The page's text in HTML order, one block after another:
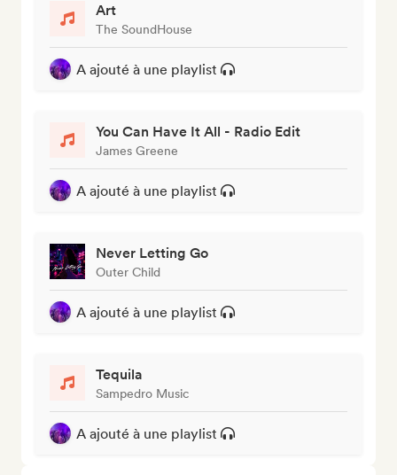
Art
The SoundHouse
A ajouté à une playlist
You Can Have It All - Radio Edit
James Greene
A ajouté à une playlist
Never Letting Go
Outer Child
A ajouté à une playlist
Tequila
Sampedro Music
A ajouté à une playlist